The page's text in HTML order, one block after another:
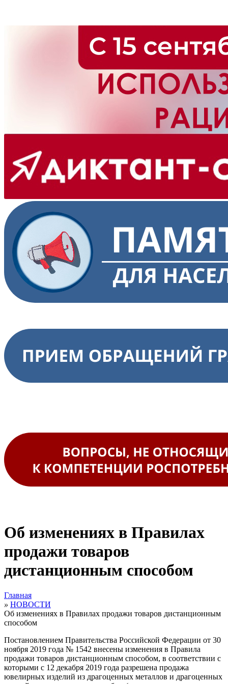
Об изменениях в Правилах
продажи товаров
дистанционным способом
Главная
» НОВОСТИ
Об изменениях в Правилах продажи товаров дистанционным
способом
Постановлением Правительства Российской Федерации от 30
ноября 2019 года № 1542 внесены изменения в Правила
продажи товаров дистанционным способом, в соответствии с
которыми с 12 декабря 2019 года разрешена продажа
ювелирных изделий из драгоценных металлов и драгоценных